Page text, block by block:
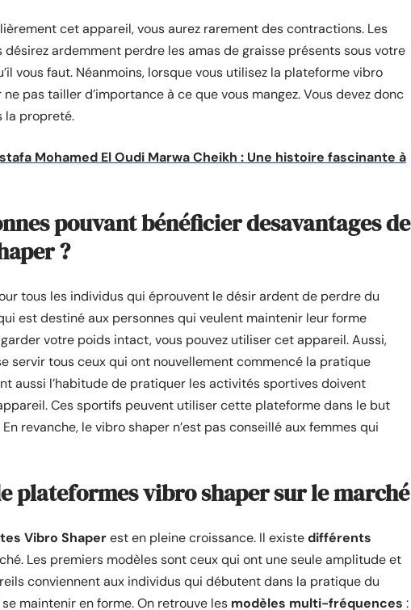
cet appareil, vous aurez rarement des contractions. Les
désirez ardemment perdre les amas de graisse présents sous votre
vous faut. Néanmoins, lorsque vous utilisez la plateforme vibro
pas tailler d’importance à ce que vous mangez. Vous devez donc
la propreté.
Mohamed El Oudi Marwa Cheikh : Une histoire fascinante à
pouvant bénéficier desavantages de
?
tous les individus qui éprouvent le désir ardent de perdre du
est destiné aux personnes qui veulent maintenir leur forme
votre poids intact, vous pouvez utiliser cet appareil. Aussi,
servir tous ceux qui ont nouvellement commencé la pratique
aussi l’habitude de pratiquer les activités sportives doivent
Ces sportifs peuvent utiliser cette plateforme dans le but
revanche, le vibro shaper n’est pas conseillé aux femmes qui
plateformes vibro shaper sur le marché
Vibro Shaperest en pleine croissance. Il existedifférents
Les premiers modèles sont ceux qui ont une seule amplitude et
conviennent aux individus qui débutent dans la pratique du
maintenir en forme. On retrouve les modèles multi-fréquences :